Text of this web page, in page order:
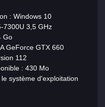
: Windows 10
7300U 3,5 GHz
Go
GeForce GTX 660
112
: 430 Mo
système d'exploitation